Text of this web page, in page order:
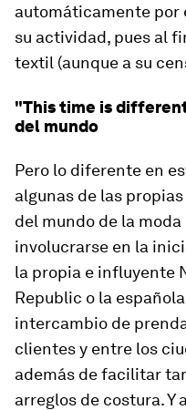
automáticamente por
su actividad, pues al
textil (aunque a su
"This time is
del mundo
Pero lo diferente en
algunas de las
del mundo de la
involucrarse en la
la propia e influyente
Republic o la
intercambio de
clientes y entre los
además de facilitar
arreglos de costura. Y